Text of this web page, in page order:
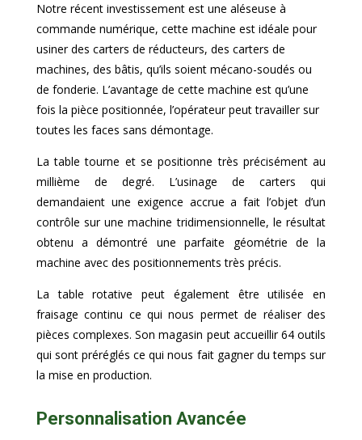
Notre récent investissement est une aléseuse à
commande numérique, cette machine est idéale pour
usiner des carters de réducteurs, des carters de
machines, des bâtis, qu’ils soient mécano-soudés ou
de fonderie. L’avantage de cette machine est qu’une
fois la pièce positionnée, l’opérateur peut travailler sur
toutes les faces sans démontage.
La table tourne et se positionne très précisément au
millième de degré. L’usinage de carters qui
demandaient une exigence accrue a fait l’objet d’un
contrôle sur une machine tridimensionnelle, le résultat
obtenu a démontré une parfaite géométrie de la
machine avec des positionnements très précis.
La table rotative peut également être utilisée en
fraisage continu ce qui nous permet de réaliser des
pièces complexes. Son magasin peut accueillir 64 outils
qui sont préréglés ce qui nous fait gagner du temps sur
la mise en production.
Personnalisation Avancée